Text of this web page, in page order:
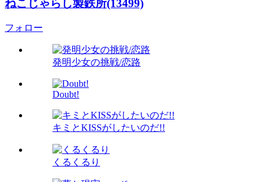
ねこじゃらし製鉄所(13499)
フォロー
発明少女の挑戦/恋路
Doubt!
キミとKISSがしたいのだ!!
くるくるり